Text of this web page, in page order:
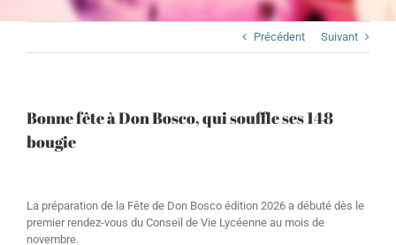
Précédent Suivant
Bonne fête à Don Bosco, qui souffle ses 148
bougie
La préparation de la Fête de Don Bosco édition 2026 a débuté dès le
premier rendez-vous du Conseil de Vie Lycéenne au mois de
novembre.